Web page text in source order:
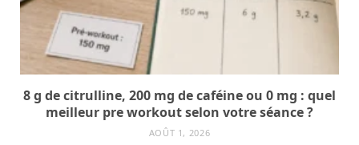
8 g de citrulline, 200 mg de caféine ou 0 mg : quel
meilleur pre workout selon votre séance ?
AOÛT 1, 2026